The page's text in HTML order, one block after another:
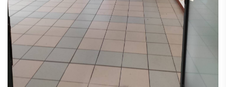
QUADRILOCALI
ATTICI
CASE
INDIPENDENTI
LOFT
MANSARDE
UFFICI
ATTIVITÀ
COMMERCIALI
GESTIONE
APPARTAMENTI
PIANO
ALTO
APPARTAMENTI
CON
GIARDINO
APPARTAMENTI
CON BOX